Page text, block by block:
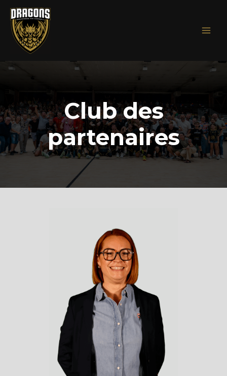
Aller
contenu
Club des
partenaires